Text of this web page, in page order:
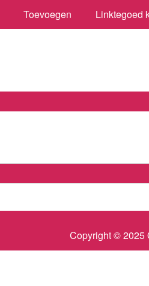
Toevoegen Linktegoed
Copyright © 2025